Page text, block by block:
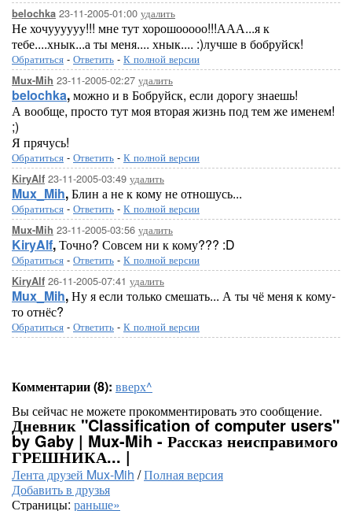
belochka 23-11-2005-01:00 удалить
Не хочуууууу!!! мне тут хорошооооо!!!ААА...я к
тебе....хнык...а ты меня.... хнык.... :)лучше в бобруйск!
Обратиться - Ответить - К полной версии
Mux-Mih 23-11-2005-02:27 удалить
belochka,можно и в Бобруйск, если дорогу знаешь!
А вообще, просто тут моя вторая жизнь под тем же именем!
;)
Я прячусь!
Обратиться - Ответить - К полной версии
KiryAlf 23-11-2005-03:49 удалить
Mux_Mih,Блин а не к кому не отношусь...
Обратиться - Ответить - К полной версии
Mux-Mih 23-11-2005-03:56 удалить
KiryAlf,Точно? Совсем ни к кому??? :D
Обратиться - Ответить - К полной версии
KiryAlf 26-11-2005-07:41 удалить
Mux_Mih,Ну я если только смешать... А ты чё меня к кому-
то отнёс?
Обратиться - Ответить - К полной версии
Комментарии (8): вверх^
Вы сейчас не можете прокомментировать это сообщение.
Дневник "Classification of computer users"
by Gaby | Mux-Mih - Рассказ неисправимого
ГРЕШНИКА... |
Лента друзей Mux-Mih /Полная версия
Добавить в друзья
Страницы: раньше»